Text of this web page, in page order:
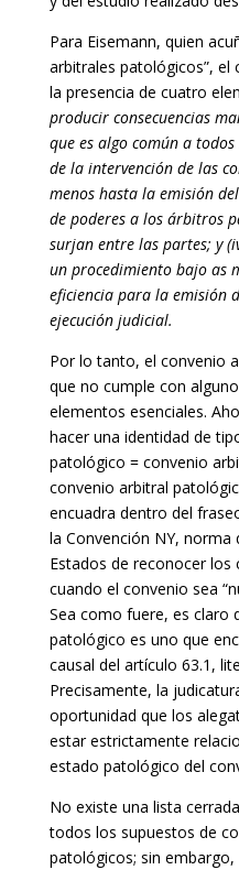
Para Eisemann, quien
arbitrales patológicos”, el
la presencia de cuatro
producir consecuencias
que es algo común a
de la intervención de las
menos hasta la emisión
de poderes a los árbitros
surjan entre las partes; y
un procedimiento bajo as
eficiencia para la emisión
ejecución judicial.
Por lo tanto, el convenio
que no cumple con
elementos esenciales.
hacer una identidad de
patológico = convenio
convenio arbitral
encuadra dentro del
la Convención NY, norma
Estados de reconocer los
cuando el convenio sea
Sea como fuere, es claro
patológico es uno que
causal del artículo 63.1,
Precisamente, la
oportunidad que los
estar estrictamente
estado patológico del
No existe una lista
todos los supuestos de
patológicos; sin